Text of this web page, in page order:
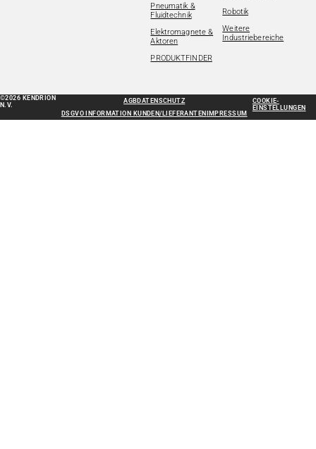
Pneumatik &
Fluidtechnik
Elektromagnete &
Aktoren
PRODUKTFINDER
Robotik
Weitere
Industriebereiche
©2026 KENDRION
N.V.
AGBDATENSCHUTZ
DSGVO INFORMATION KUNDEN/LIEFERANTEN IMPRESSUM
COOKIE-
EINSTELLUNGEN